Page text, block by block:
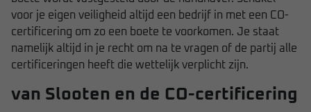
voor je eigen veiligheid altijd een bedrijf in met een CO-
certificering om zo een boete te voorkomen. Je staat
namelijk altijd in je recht om na te vragen of de partij alle
certificeringen heeft die wettelijk verplicht zijn.
van Slooten en de CO-certificering